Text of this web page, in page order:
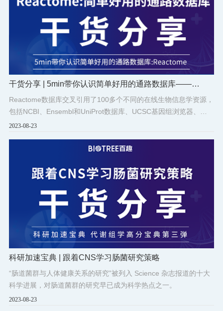
干货分享 | 5min带你认识简单好用的通路数据库——
Reactome数据库交叉引用了100多个不同的在线生物信息学资源，
包括NCBI、Ensembl和UniProt数据库、UCSC基因组浏览器、
ChEBI小分子数据库和PubMed文献数据库等。
2023-08-23
科研加速宝典 | 跟着CNS学习肠菌研究策略
“肠道菌群与人体健康关系的研究”被列入 Science 杂志报道的十大
科学进展，对肠道菌群的研究早已成为科学热点之一。
2023-08-23